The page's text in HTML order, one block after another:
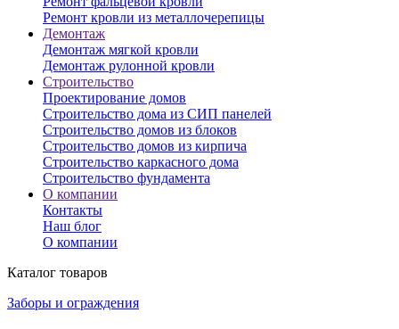
Ремонт кровли из металлочерепицы
Демонтаж
Демонтаж мягкой кровли
Демонтаж рулонной кровли
Строительство
Проектирование домов
Строительство дома из СИП панелей
Строительство домов из блоков
Строительство домов из кирпича
Строительство каркасного дома
Строительство фундамента
О компании
Контакты
Наш блог
О компании
Каталог товаров
Заборы и ограждения